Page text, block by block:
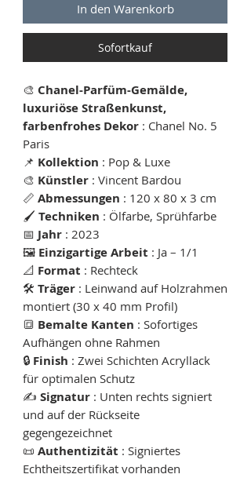
In den Warenkorb
Sofortkauf
🎨 Chanel-Parfüm-Gemälde,
luxuriöse Straßenkunst,
farbenfrohes Dekor : Chanel No. 5
Paris
📌 Kollektion : Pop & Luxe
🎨 Künstler : Vincent Bardou
📏 Abmessungen : 120 x 80 x 3 cm
🖌 Techniken : Ölfarbe, Sprühfarbe
📅 Jahr : 2023
🖼 Einzigartige Arbeit : Ja – 1/1
📐 Format : Rechteck
🛠 Träger : Leinwand auf Holzrahmen
montiert (30 x 40 mm Profil)
🔳 Bemalte Kanten : Sofortiges
Aufhängen ohne Rahmen
🔒 Finish : Zwei Schichten Acryllack
für optimalen Schutz
✍️ Signatur : Unten rechts signiert
und auf der Rückseite
gegengezeichnet
📜 Authentizität : Signiertes
Echtheitszertifikat vorhanden